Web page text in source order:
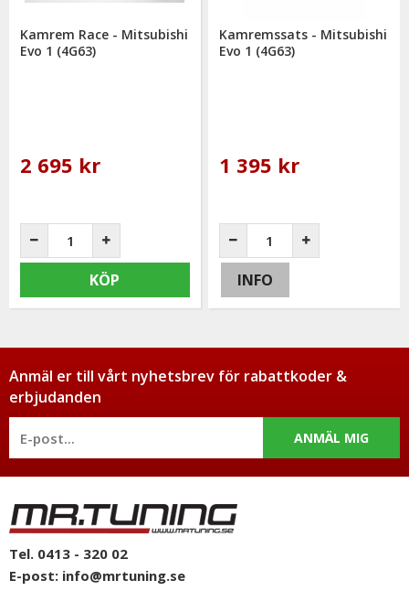
Kamrem Race - Mitsubishi
Evo 1 (4G63)
2 695 kr
KÖP
Kamremssats - Mitsubishi
Evo 1 (4G63)
1 395 kr
INFO
Anmäl er till vårt nyhetsbrev för rabattkoder &
erbjudanden
ANMÄL MIG
Tel. 0413 - 320 02
E-post: info@mrtuning.se